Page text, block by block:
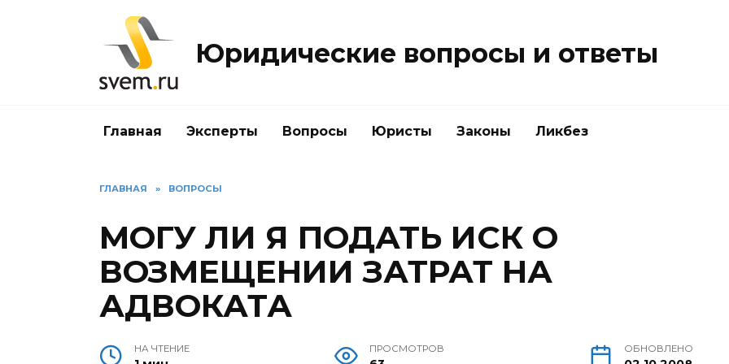
Юридические вопросы и ответы
Главная Эксперты Вопросы Юристы Законы Ликбез
ГЛАВНАЯ » ВОПРОСЫ
МОГУ ЛИ Я ПОДАТЬ ИСК О
ВОЗМЕЩЕНИИ ЗАТРАТ НА
АДВОКАТА
НА ЧТЕНИЕ ПРОСМОТРОВ ОБНОВЛЕНО